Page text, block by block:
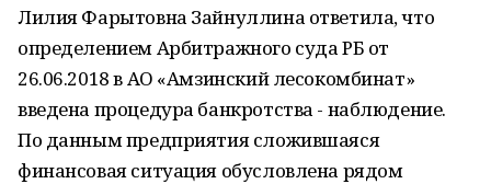
Лилия Фарытовна Зайнуллина ответила, что
определением Арбитражного суда РБ от
26.06.2018 в АО «Амзинский лесокомбинат»
введена процедура банкротства - наблюдение.
По данным предприятия сложившаяся
финансовая ситуация обусловлена рядом